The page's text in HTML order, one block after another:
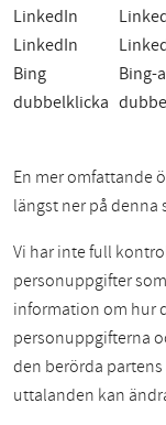
LinkedIn
LinkedIn
Bing
Bing-
dubbelklicka
En mer omfattande
längst ner på denna
Vi har inte full
personuppgifter
information om hur
personuppgifterna
den berörda
uttalanden kan